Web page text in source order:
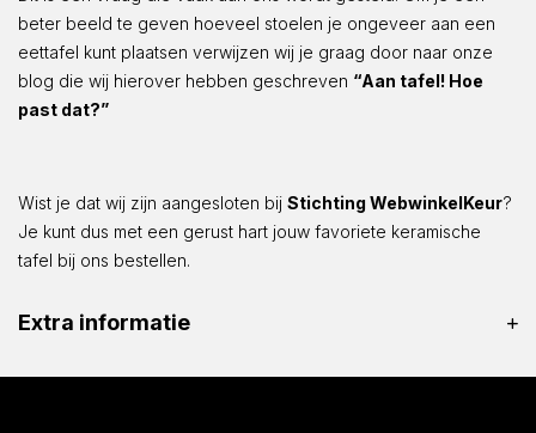
beter beeld te geven hoeveel stoelen je ongeveer aan een
eettafel kunt plaatsen verwijzen wij je graag door naar onze
blog die wij hierover hebben geschreven “Aan tafel! Hoe
past dat?”
Wist je dat wij zijn aangesloten bij Stichting WebwinkelKeur?
Je kunt dus met een gerust hart jouw favoriete keramische
tafel bij ons bestellen.
Extra informatie